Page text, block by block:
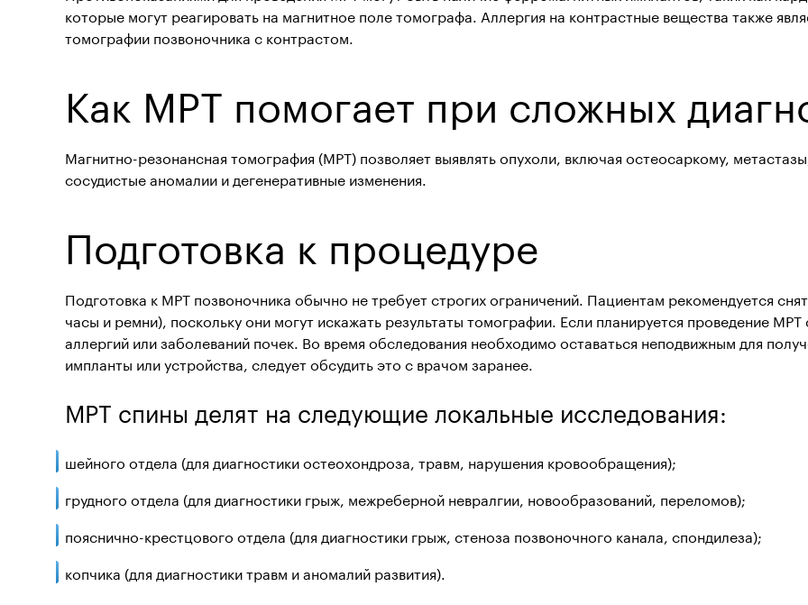
которые могут реагировать на магнитное поле томографа. Аллергия на контрастные вещества также
томографии позвоночника с контрастом.
Как МРТ помогает при сложных
Магнитно-резонансная томография (МРТ) позволяет выявлять опухоли, включая остеосаркому,
сосудистые аномалии и дегенеративные изменения.
Подготовка к процедуре
Подготовка к МРТ позвоночника обычно не требует строгих ограничений. Пациентам рекомендуется
часы и ремни), поскольку они могут искажать результаты томографии. Если планируется проведение
аллергий или заболеваний почек. Во время обследования необходимо оставаться неподвижным для
импланты или устройства, следует обсудить это с врачом заранее.
МРТ спины делят на следующие локальные исследования:
шейного отдела (для диагностики остеохондроза, травм, нарушения кровообращения);
грудного отдела (для диагностики грыж, межреберной невралгии, новообразований, переломов);
пояснично-крестцового отдела (для диагностики грыж, стеноза позвоночного канала, спондилеза);
копчика (для диагностики травм и аномалий развития).